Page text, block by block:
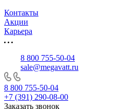
Контакты
Акции
Карьера
8 800 755-50-04
sale@megavatt.ru
8 800 755-50-04
+7 (391) 290-08-00
Заказать звонок